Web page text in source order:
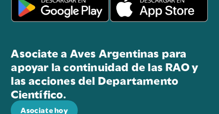
Asociate a Aves Argentinas para
apoyar la continuidad de las RAO y
las acciones del Departamento
Científico.
Asociate hoy